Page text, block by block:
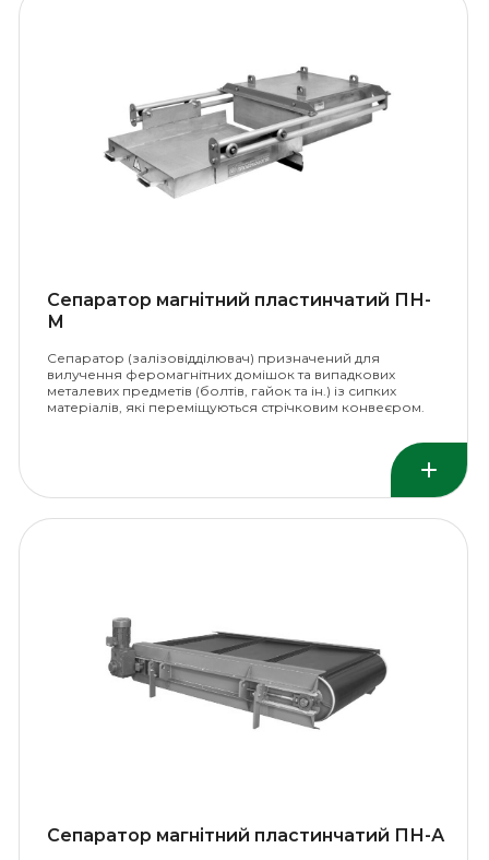
Сепаратор магнітний пластинчатий ПН-
М
Сепаратор (залізовідділювач) призначений для
вилучення феромагнітних домішок та випадкових
металевих предметів (болтів, гайок та ін.) із сипких
матеріалів, які переміщуються стрічковим конвеєром.
Сепаратор магнітний пластинчатий ПН-А